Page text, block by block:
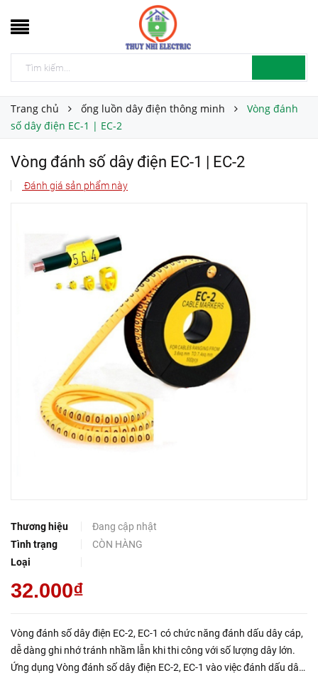
Trang chủ ống luồn dây điện thông minh
Vòng đánh
số dây điện EC-1 | EC-2
Vòng đánh số dây điện EC-1 | EC-2
Đánh giá sản phẩm này
Thương hiệu
Đang cập nhật
Tình trạng
CÒN HÀNG
Loại
32.000₫
Vòng đánh số dây điện EC-2, EC-1 có chức năng đánh dấu dây cáp,
dễ dàng ghi nhớ tránh nhầm lẫn khi thi công với số lượng dây lớn.
Ứng dụng Vòng đánh số dây điện EC-2, EC-1 vào việc đánh dấu dây